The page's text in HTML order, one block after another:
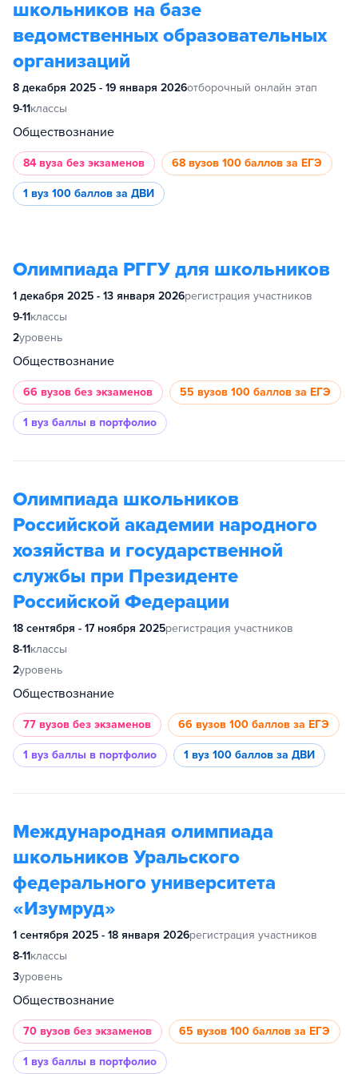
школьников на базе
ведомственных образовательных
организаций
8 декабря 2025 - 19 января 2026отборочный онлайн этап
9-11классы
Обществознание
84 вуза без экзаменов 68 вузов 100 баллов за ЕГЭ
1 вуз 100 баллов за ДВИ
Олимпиада РГГУ для школьников
1 декабря 2025 - 13 января 2026регистрация участников
9-11классы
2уровень
Обществознание
66 вузов без экзаменов 55 вузов 100 баллов за ЕГЭ
1 вуз баллы в портфолио
Олимпиада школьников
Российской академии народного
хозяйства и государственной
службы при Президенте
Российской Федерации
18 сентября - 17 ноября 2025регистрация участников
8-11классы
2уровень
Обществознание
77 вузов без экзаменов 66 вузов 100 баллов за ЕГЭ
1 вуз баллы в портфолио 1 вуз 100 баллов за ДВИ
Международная олимпиада
школьников Уральского
федерального университета
«Изумруд»
1 сентября 2025 - 18 января 2026регистрация участников
8-11классы
3уровень
Обществознание
70 вузов без экзаменов 65 вузов 100 баллов за ЕГЭ
1 вуз баллы в портфолио